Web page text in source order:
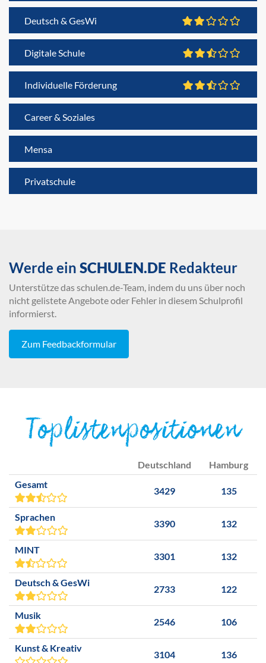
Deutsch & GesWi
Digitale Schule
Individuelle Förderung
Career & Soziales
Mensa
Privatschule
Werde ein SCHULEN.DE Redakteur
Unterstütze das schulen.de-Team, indem du uns über noch
nicht gelistete Angebote oder Fehler in diesem Schulprofil
informierst.
Zum Feedbackformular
Toplistenpositionen
Deutschland
Hamburg
Gesamt
3429 135
Sprachen
3390 132
MINT
3301 132
Deutsch & GesWi
2733 122
Musik
2546 106
Kunst & Kreativ
3104 136